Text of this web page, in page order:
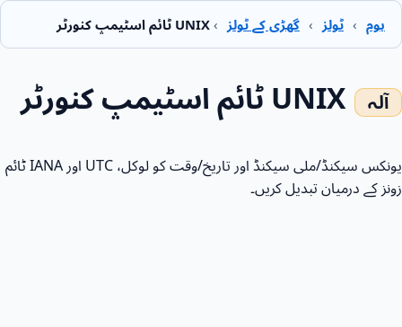
ہوم › ٹولز › گھڑی کے ٹولز › UNIX ٹائم اسٹیمپ کنورٹر
UNIX ٹائم اسٹیمپ کنورٹر
یونکس سیکنڈ/ملی سیکنڈ اور تاریخ/وقت کو لوکل، UTC اور IANA ٹائم
زونز کے درمیان تبدیل کریں۔